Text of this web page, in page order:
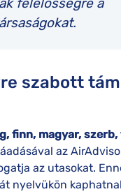
szabott
finn, magyar,
az
az utasokat.
nyelvükön